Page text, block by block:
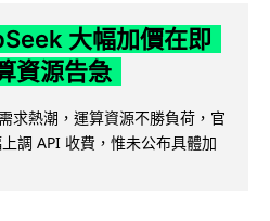
大幅加價在即
資源告急
求熱潮，運算資源不勝負荷，官
調 API 收費，惟未公布具體加